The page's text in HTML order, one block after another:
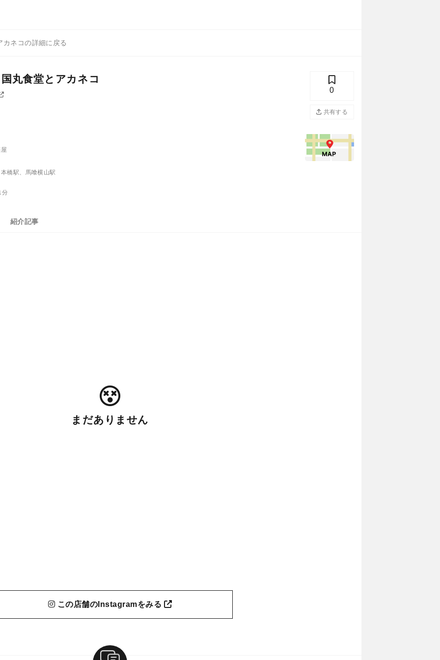
ネコの詳細に戻る
丸食堂とアカネコ
0
共有する
橋駅、馬喰横山駅
分
紹介記事
まだありません
この店舗のInstagramをみる